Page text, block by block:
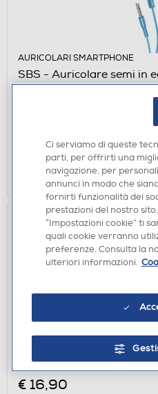
AURICOLARI SMARTPHONE
SBS - Auricolare semi in
Ritiro in negozio in 30'
SBS - Pellicola protettiva
Nero
€ 16,90
Ci serviamo di queste
parti, per offrirti una
navigazione, per
annunci in modo che
fornirti funzionalità dei
prestazioni del nostro
“Impostazioni cookie” ti
quali cookie verranno
preferenze. Consulta la
ulteriori informazioni.